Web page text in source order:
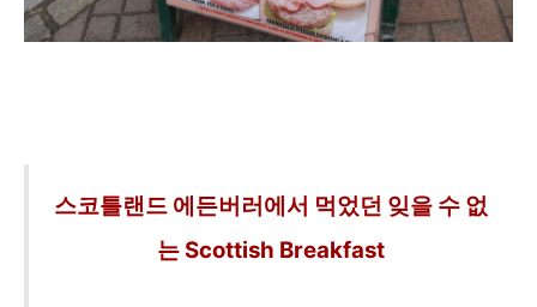
스코틀랜드 에든버러에서 먹었던 잊을 수 없
는 Scottish Breakfast